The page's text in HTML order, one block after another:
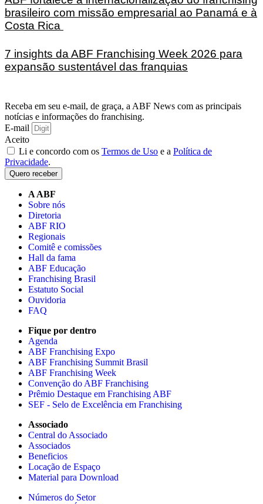
brasileiro com missão empresarial ao Panamá e à
Costa Rica
7 insights da ABF Franchising Week 2026 para
expansão sustentável das franquias
Receba em seu e-mail, de graça, a ABF News com as principais
notícias e informações do franchising.
E-mail
Aceito
Li e concordo com os Termos de Uso e a Política de
Privacidade.
Quero receber
A ABF
Sobre nós
Diretoria
ABF RIO
Regionais
Comitê e comissões
Hall da fama
ABF Educação
Franchising Brasil
Estatuto Social
Ouvidoria
FAQ
Fique por dentro
Agenda
ABF Franchising Expo
ABF Franchising Summit Brasil
ABF Franchising Week
Convenção do ABF Franchising
Prêmio Destaque em Franchising ABF
SEF - Selo de Excelência em Franchising
Associado
Central do Associado
Associados
Beneficios
Locação de Espaço
Material para Download
Números do Setor